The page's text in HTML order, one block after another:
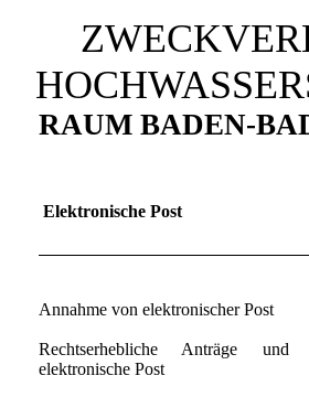
RAUM BADEN-
Elektronische Post
Annahme von elektronischer Post
Rechtserhebliche Anträge und
elektronische Post